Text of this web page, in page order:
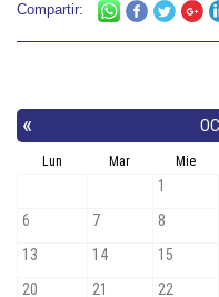
Compartir: